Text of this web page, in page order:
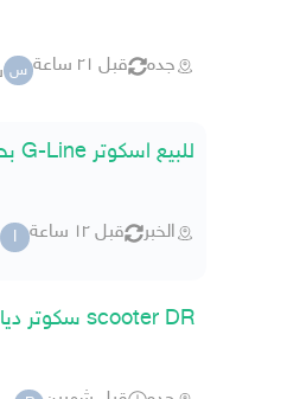
جده قبل ٢١ ساعة س
للبيع اسكوتر G-Line بحالة ممتازة
الخبر قبل ١٢ ساعة I
scooter DR سكوتر ديار الواحش